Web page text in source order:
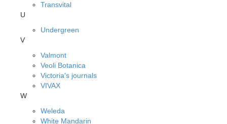
Transvital
U
Undergreen
V
Valmont
Veoli Botanica
Victoria's journals
VIVAX
W
Weleda
White Mandarin